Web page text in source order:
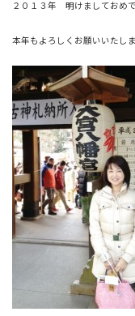
２０１３年 明けましておめ
本年もよろしくお願いいたし